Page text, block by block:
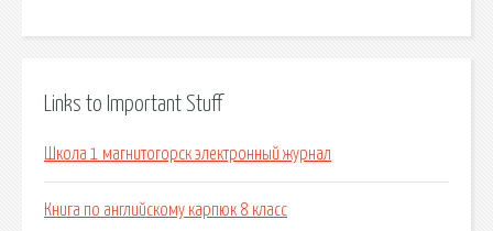
Links to Important Stuff
Школа 1 магнитогорск электронный журнал
Книга по английскому карпюк 8 класс